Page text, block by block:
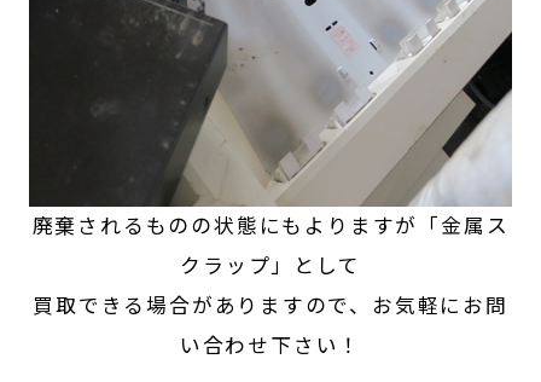
廃棄されるものの状態にもよりますが「金属ス
クラップ」として
買取できる場合がありますので、お気軽にお問
い合わせ下さい！